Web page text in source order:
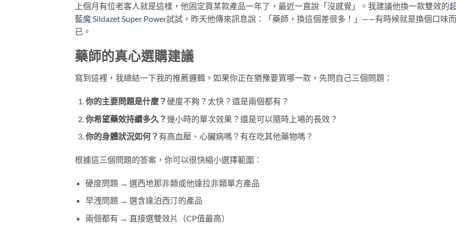
上個月有位老客人就是這樣，他固定買某款產品一年了，最近一直說「沒感覺」。我建議他換一款雙效的
藍魔 Sildazet Super Power試試。昨天他傳來訊息說：「藥師，換這個差很多！」——有時候就是換個口味而
已。
藥師的真心選購建議
寫到這裡，我總結一下我的推薦邏輯。如果你正在猶豫要買哪一款，先問自己三個問題：
你的主要問題是什麼？硬度不夠？太快？還是兩個都有？
你希望藥效持續多久？幾小時的單次效果？還是可以隨時上場的長效？
你的身體狀況如何？ 有高血壓、心臟病嗎？有在吃其他藥物嗎？
根據這三個問題的答案，你可以很快縮小選擇範圍：
硬度問題 → 選西地那非類或他達拉非類單方產品
早洩問題 → 選含達泊西汀的產品
兩個都有 → 直接選雙效片（CP值最高）